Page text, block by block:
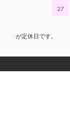
27
が定休日です。